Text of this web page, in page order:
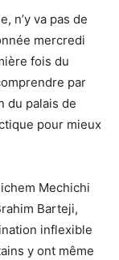
n’y va pas de
mercredi
fois du
par
du palais de
pour mieux
Mechichi
Barteji,
inflexible
y ont même